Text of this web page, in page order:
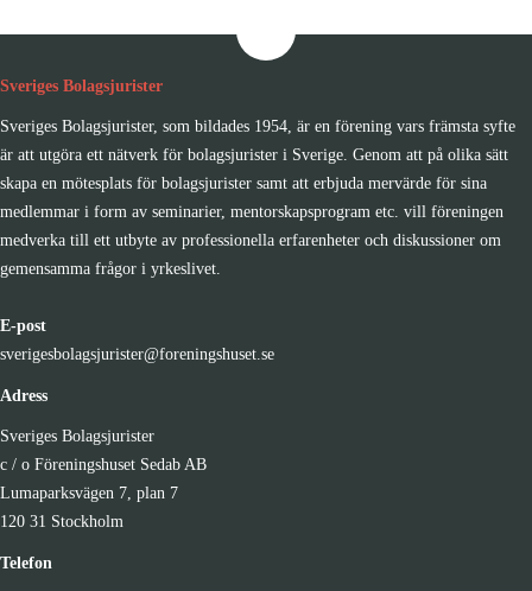
Sveriges Bolagsjurister
Sveriges Bolagsjurister, som bildades 1954, är en förening vars främsta syfte
är att utgöra ett nätverk för bolagsjurister i Sverige. Genom att på olika sätt
skapa en mötesplats för bolagsjurister samt att erbjuda mervärde för sina
medlemmar i form av seminarier, mentorskapsprogram etc. vill föreningen
medverka till ett utbyte av professionella erfarenheter och diskussioner om
gemensamma frågor i yrkeslivet.
E-post
sverigesbolagsjurister@foreningshuset.se
Adress
Sveriges Bolagsjurister
c / o Föreningshuset Sedab AB
Lumaparksvägen 7, plan 7
120 31 Stockholm
Telefon